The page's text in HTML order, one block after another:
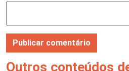
Outros conteúdos